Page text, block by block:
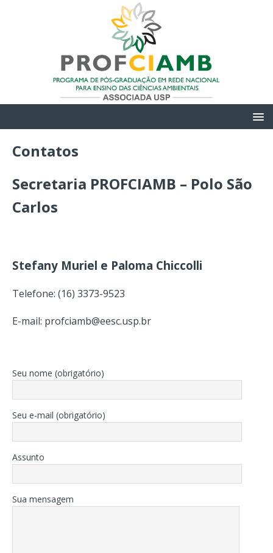
Contatos
Secretaria PROFCIAMB – Polo São
Carlos
Stefany Muriel e Paloma Chiccolli
Telefone: (16) 3373-9523
E-mail: profciamb@eesc.usp.br
Seu nome (obrigatório)
Seu e-mail (obrigatório)
Assunto
Sua mensagem